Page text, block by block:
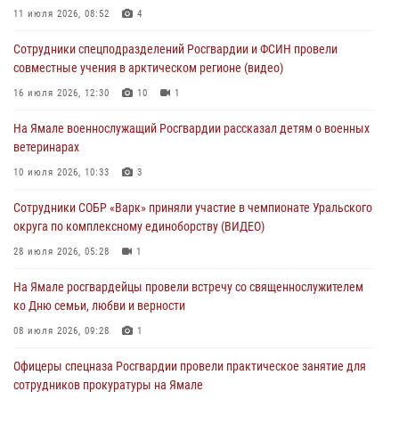
03 августа 2026, 06:54
Директор Росгвардии Герой России генерал армии Виктор Золотов
поздравил специалистов подразделений тыла с профессиональным
праздником
Сотрудники СОБР «Варк» повышают боевое мастерство на Ямале
30 июля 2026, 09:34 1
Офицеры спецназа Росгвардии провели практическое занятие для
сотрудников прокуратуры на Ямале
29 июля 2026, 10:42 4
11 июля 2026, 08:52 4
Сотрудники спецподразделений Росгвардии и ФСИН провели
совместные учения в арктическом регионе (видео)
16 июля 2026, 12:30 10 1
На Ямале военнослужащий Росгвардии рассказал детям о военных
ветеринарах
10 июля 2026, 10:33 3
Сотрудники СОБР «Варк» приняли участие в чемпионате Уральского
округа по комплексному единоборству (ВИДЕО)
28 июля 2026, 05:28 1
На Ямале росгвардейцы провели встречу со священнослужителем
ко Дню семьи, любви и верности
08 июля 2026, 09:28 1
Офицеры спецназа Росгвардии провели практическое занятие для
сотрудников прокуратуры на Ямале